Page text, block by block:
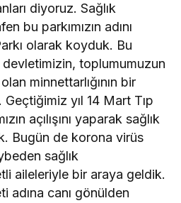
diyoruz. Sağlık
bu parkımızın adını
olarak koyduk. Bu
devletimizin, toplumumuzun
minnettarlığının bir
yıl 14 Mart Tıp
açılışını yaparak sağlık
Bugün de korona virüs
sağlık
aileleriyle bir araya geldik.
adına canı gönülden